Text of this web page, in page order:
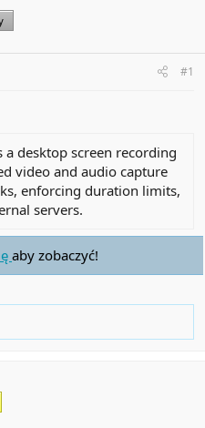
#1
a desktop screen recording
video and audio capture
enforcing duration limits,
servers.
aby zobaczyć!